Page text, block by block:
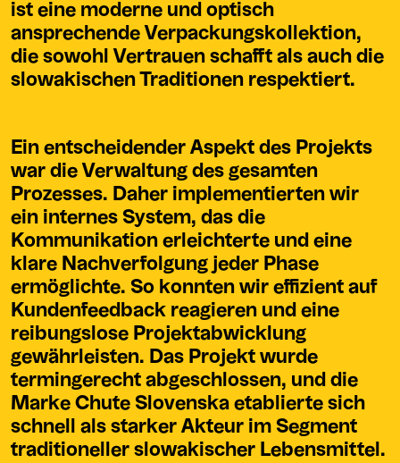
ist eine moderne und optisch
ansprechende Verpackungskollektion,
die sowohl Vertrauen schafft als auch die
slowakischen Traditionen respektiert.
Ein entscheidender Aspekt des Projekts
war die Verwaltung des gesamten
Prozesses. Daher implementierten wir
ein internes System, das die
Kommunikation erleichterte und eine
klare Nachverfolgung jeder Phase
ermöglichte. So konnten wir effizient auf
Kundenfeedback reagieren und eine
reibungslose Projektabwicklung
gewährleisten. Das Projekt wurde
termingerecht abgeschlossen, und die
Marke Chute Slovenska etablierte sich
schnell als starker Akteur im Segment
traditioneller slowakischer Lebensmittel.